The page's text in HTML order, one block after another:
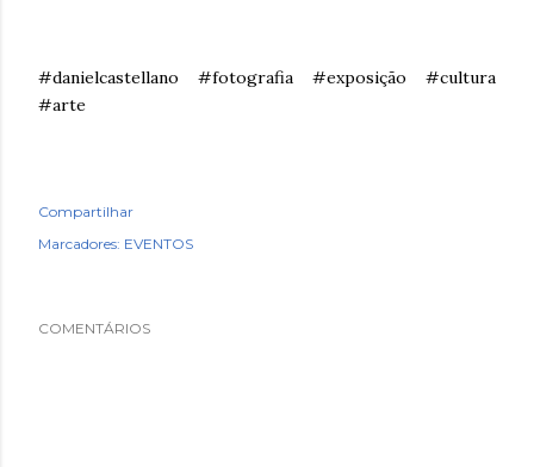
#danielcastellano #fotografia #exposição #cultura
#arte
Compartilhar
Marcadores: EVENTOS
COMENTÁRIOS